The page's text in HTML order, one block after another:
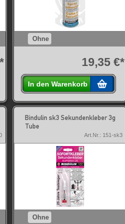
Ohne
19,35 €*
In den Warenkorb
Bindulin sk3 Sekundenkleber 3g
Tube
Art.Nr.: 151-sk3
Ohne